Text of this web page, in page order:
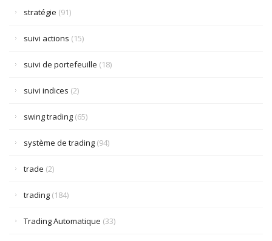
stratégie (91)
suivi actions (15)
suivi de portefeuille (18)
suivi indices (2)
swing trading (65)
système de trading (94)
trade (2)
trading (184)
Trading Automatique (33)